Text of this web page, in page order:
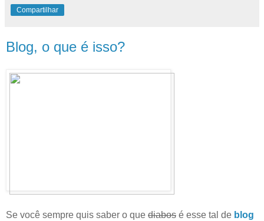
Compartilhar
Blog, o que é isso?
Se você sempre quis saber o que diabos é esse tal de blog